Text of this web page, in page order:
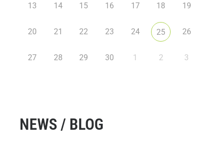
13 14 15 16 17 18 19
20 21 22 23 24 25 26
27 28 29 30 1 2 3
NEWS / BLOG